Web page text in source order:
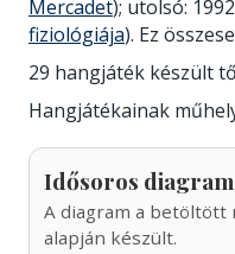
Mercadet); utolsó:
fiziológiája). Ez
29 hangjáték készült
Hangjátékainak
Idősoros diagram
A diagram a betöltött
alapján készült.